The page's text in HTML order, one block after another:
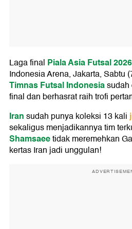
Laga final Piala Asia Futsal 2026
Indonesia Arena, Jakarta, Sabtu
Timnas Futsal Indonesiasudah
final dan berhasrat raih trofi
Iransudah punya koleksi 13 kali
sekaligus menjadikannya tim
Shamsaeetidak meremehkan
kertas Iran jadi unggulan!